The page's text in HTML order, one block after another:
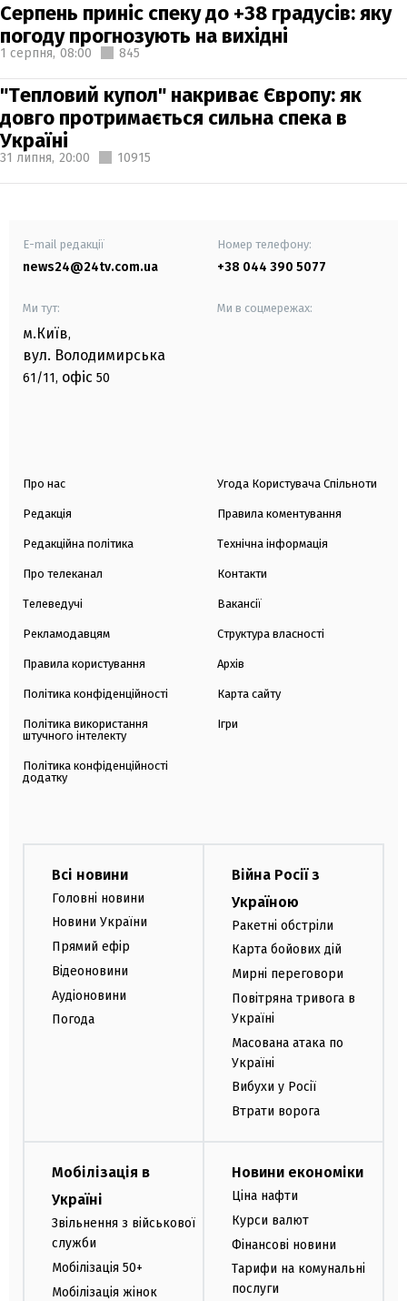
Серпень приніс спеку до +38 градусів: яку
погоду прогнозують на вихідні
1 серпня, 08:00 845
"Тепловий купол" накриває Європу: як
довго протримається сильна спека в
Україні
31 липня, 20:00 10915
E-mail редакції
news24@24tv.com.ua
Номер телефону:
+38 044 390 5077
Ми тут:
м.Київ,
вул. Володимирська
61/11, офіс 50
Ми в соцмережах:
Про нас
Редакція
Редакційна політика
Про телеканал
Телеведучі
Рекламодавцям
Правила користування
Політика конфіденційності
Політика використання
штучного інтелекту
Політика конфіденційності
додатку
Угода Користувача Спільноти
Правила коментування
Технічна інформація
Контакти
Вакансії
Структура власності
Архів
Карта сайту
Ігри
Всі новини
Головні новини
Новини України
Прямий ефір
Відеоновини
Аудіоновини
Погода
Війна Росії з
Україною
Ракетні обстріли
Карта бойових дій
Мирні переговори
Повітряна тривога в
Україні
Масована атака по
Україні
Вибухи у Росії
Втрати ворога
Мобілізація в
Україні
Звільнення з військової
служби
Мобілізація 50+
Мобілізація жінок
Новини економіки
Ціна нафти
Курси валют
Фінансові новини
Тарифи на комунальні
послуги